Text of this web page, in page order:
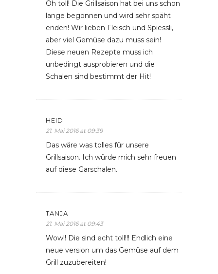
Oh toll! Die Grillsaison hat bei uns schon
lange begonnen und wird sehr späht
enden! Wir lieben Fleisch und Spiessli,
aber viel Gemüse dazu muss sein!
Diese neuen Rezepte muss ich
unbedingt ausprobieren und die
Schalen sind bestimmt der Hit!
HEIDI
21. Mai 2016 at 09:39
Das wäre was tolles für unsere
Grillsaison. Ich würde mich sehr freuen
auf diese Garschalen.
TANJA
21. Mai 2016 at 09:43
Wow!! Die sind echt toll!!! Endlich eine
neue version um das Gemüse auf dem
Grill zuzubereiten!